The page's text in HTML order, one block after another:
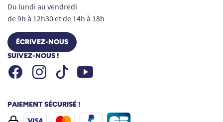
Du lundi au vendredi
de 9h à 12h30 et de 14h à 18h
ÉCRIVEZ-NOUS
SUIVEZ-NOUS !
FacebookInstagramTiktok Youtube
PAIEMENT SÉCURISÉ !